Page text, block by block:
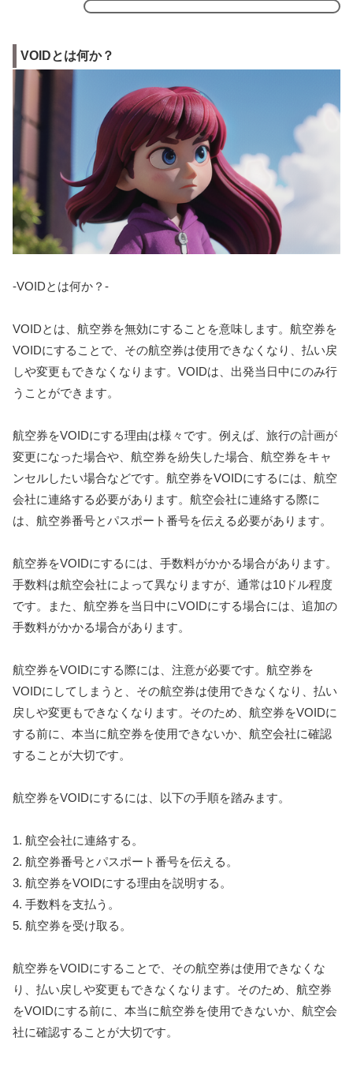
VOIDとは何か？
-VOIDとは何か？-
VOIDとは、航空券を無効にすることを意味します。航空券を
VOIDにすることで、その航空券は使用できなくなり、払い戻
しや変更もできなくなります。VOIDは、出発当日中にのみ行
うことができます。
航空券をVOIDにする理由は様々です。例えば、旅行の計画が
変更になった場合や、航空券を紛失した場合、航空券をキャ
ンセルしたい場合などです。航空券をVOIDにするには、航空
会社に連絡する必要があります。航空会社に連絡する際に
は、航空券番号とパスポート番号を伝える必要があります。
航空券をVOIDにするには、手数料がかかる場合があります。
手数料は航空会社によって異なりますが、通常は10ドル程度
です。また、航空券を当日中にVOIDにする場合には、追加の
手数料がかかる場合があります。
航空券をVOIDにする際には、注意が必要です。航空券を
VOIDにしてしまうと、その航空券は使用できなくなり、払い
戻しや変更もできなくなります。そのため、航空券をVOIDに
する前に、本当に航空券を使用できないか、航空会社に確認
することが大切です。
航空券をVOIDにするには、以下の手順を踏みます。
1. 航空会社に連絡する。
2. 航空券番号とパスポート番号を伝える。
3. 航空券をVOIDにする理由を説明する。
4. 手数料を支払う。
5. 航空券を受け取る。
航空券をVOIDにすることで、その航空券は使用できなくな
り、払い戻しや変更もできなくなります。そのため、航空券
をVOIDにする前に、本当に航空券を使用できないか、航空会
社に確認することが大切です。